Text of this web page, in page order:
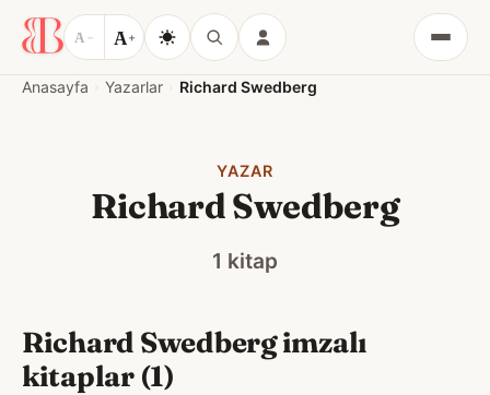
A − A+
Menü
Anasayfa Yazarlar Richard Swedberg
YAZAR
Richard Swedberg
1 kitap
Richard Swedberg imzalı
kitaplar (1)